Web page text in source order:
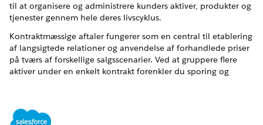
til at organisere og administrere kunders aktiver, produkter og
tjenester gennem hele deres livscyklus.
Kontraktmæssige aftaler fungerer som en central til etablering
af langsigtede relationer og anvendelse af forhandlede priser
på tværs af forskellige salgsscenarier. Ved at gruppere flere
aktiver under en enkelt kontrakt forenkler du sporing og
kontraktregistreringen via Seeren Administrerede aktiver.